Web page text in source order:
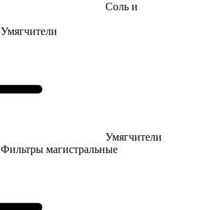
Соль и
Умягчители
Умягчители
Фильтры магистральные